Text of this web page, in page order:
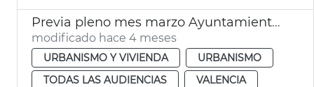
Previa pleno mes marzo Ayuntamiento València
modificado hace 4 meses
URBANISMO Y VIVIENDA
URBANISMO
TODAS LAS AUDIENCIAS
VALENCIA